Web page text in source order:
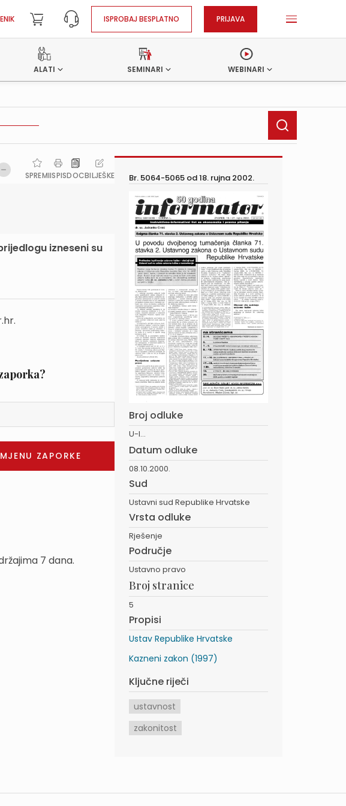
ISPROBAJ BESPLATNO PRIJAVA
ALATI SEMINARI WEBINARI
SPREMIISPISDOCBILJEŠKE
izneseni su
7 dana.
Br. 5064-5065 od18. rujna 2002.
Broj odluke
U-I...
Datum odluke
08.10.2000.
Sud
Ustavni sud Republike Hrvatske
Vrsta odluke
Rješenje
Područje
Ustavno pravo
Broj stranice
5
Propisi
Ustav Republike Hrvatske
Kazneni zakon (1997)
Ključne riječi
ustavnost
zakonitost